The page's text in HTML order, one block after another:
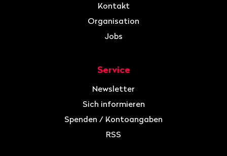
Kontakt
Organisation
Jobs
Service
Newsletter
Sich informieren
Spenden / Kontoangaben
RSS